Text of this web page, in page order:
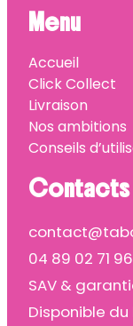
Menu
Accueil
Click Collect
Livraison
Nos ambitions
Conseils
Contacts
04 89 02 71 96
SAV &
Disponible du